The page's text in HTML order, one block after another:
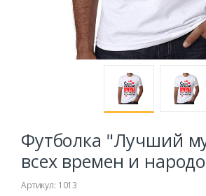
Футболка "Лучший
всех времен и
Артикул: 1013